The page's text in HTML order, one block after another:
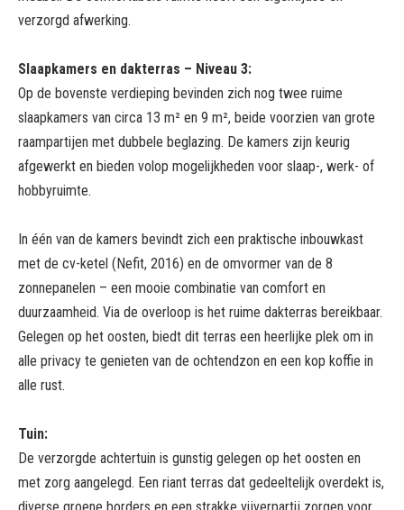
verzorgd afwerking.
Slaapkamers en dakterras – Niveau 3:
Op de bovenste verdieping bevinden zich nog twee ruime
slaapkamers van circa 13 m² en 9 m², beide voorzien van grote
raampartijen met dubbele beglazing. De kamers zijn keurig
afgewerkt en bieden volop mogelijkheden voor slaap-, werk- of
hobbyruimte.
In één van de kamers bevindt zich een praktische inbouwkast
met de cv-ketel (Nefit, 2016) en de omvormer van de 8
zonnepanelen – een mooie combinatie van comfort en
duurzaamheid. Via de overloop is het ruime dakterras bereikbaar.
Gelegen op het oosten, biedt dit terras een heerlijke plek om in
alle privacy te genieten van de ochtendzon en een kop koffie in
alle rust.
Tuin:
De verzorgde achtertuin is gunstig gelegen op het oosten en
met zorg aangelegd. Een riant terras dat gedeeltelijk overdekt is,